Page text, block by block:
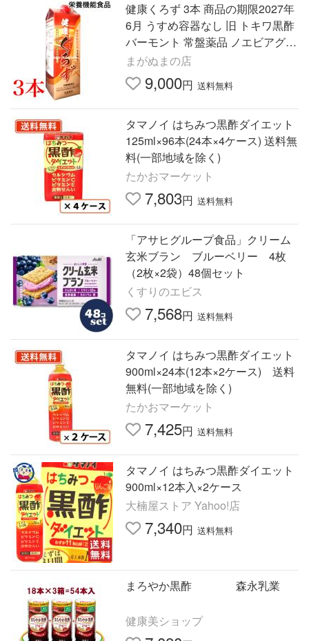
健康くろず 3本 商品の期限2027年
6月 うすめ容器なし 旧 トキワ黒酢
バーモント 常盤薬品 ノエビアグル
ープ
まがぬまの店
9,000円 送料無料
タマノイ はちみつ黒酢ダイエット
125ml×96本(24本×4ケース) 送料無
料(一部地域を除く)
たかおマーケット
7,803円 送料無料
「アサヒグループ食品」クリーム
玄米ブラン ブルーベリー 4枚
（2枚×2袋）48個セット
くすりのエビス
7,568円 送料無料
タマノイ はちみつ黒酢ダイエット
900ml×24本(12本×2ケース) 送料
無料(一部地域を除く)
たかおマーケット
7,425円 送料無料
タマノイ はちみつ黒酢ダイエット
900ml×12本入×2ケース
大楠屋ストア Yahoo!店
7,340円 送料無料
まろやか黒酢 森永乳業
健康美ショップ